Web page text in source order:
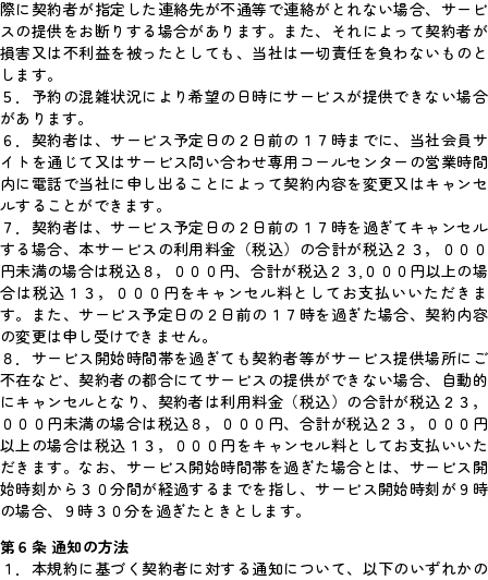
際に契約者が指定した連絡先が不通等で連絡がとれない場合、サービ
スの提供をお断りする場合があります。また、それによって契約者が
損害又は不利益を被ったとしても、当社は一切責任を負わないものと
します。
５．予約の混雑状況により希望の日時にサービスが提供できない場合
があります。
６．契約者は、サービス予定日の２日前の１７時までに、当社会員サ
イトを通じて又はサービス問い合わせ専用コールセンターの営業時間
内に電話で当社に申し出ることによって契約内容を変更又はキャンセ
ルすることができます。
７．契約者は、サービス予定日の２日前の１７時を過ぎてキャンセル
する場合、本サービスの利用料金（税込）の合計が税込２３，０００
円未満の場合は税込８，０００円、合計が税込２３,０００円以上の場
合は税込１３，０００円をキャンセル料としてお支払いいただきま
す。また、サービス予定日の２日前の１７時を過ぎた場合、契約内容
の変更は申し受けできません。
８．サービス開始時間帯を過ぎても契約者等がサービス提供場所にご
不在など、契約者の都合にてサービスの提供ができない場合、自動的
にキャンセルとなり、契約者は利用料金（税込）の合計が税込２３，
０００円未満の場合は税込８，０００円、合計が税込２３，０００円
以上の場合は税込１３，０００円をキャンセル料としてお支払いいた
だきます。なお、サービス開始時間帯を過ぎた場合とは、サービス開
始時刻から３０分間が経過するまでを指し、サービス開始時刻が９時
の場合、９時３０分を過ぎたときとします。
第６条 通知の方法
１．本規約に基づく契約者に対する通知について、以下のいずれかの